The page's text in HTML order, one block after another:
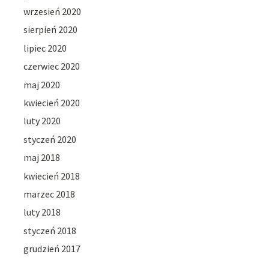
wrzesień 2020
sierpień 2020
lipiec 2020
czerwiec 2020
maj 2020
kwiecień 2020
luty 2020
styczeń 2020
maj 2018
kwiecień 2018
marzec 2018
luty 2018
styczeń 2018
grudzień 2017